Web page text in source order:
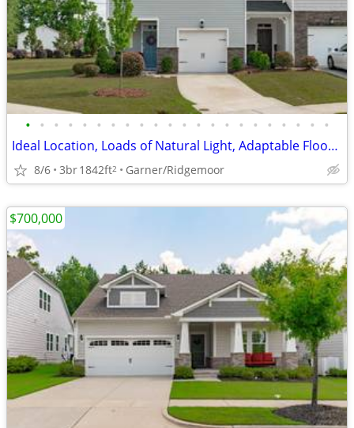
• • • • • • • • • • • • • • • • • • • • • •
Ideal Location, Loads of Natural Light, Adaptable Floor Plan!
8/6 3br1842ft2 Garner/Ridgemoor
$700,000